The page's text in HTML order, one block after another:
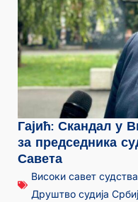
Гајић: Скандал у
за председника
Савета
Високи савет судства
Друштво судија